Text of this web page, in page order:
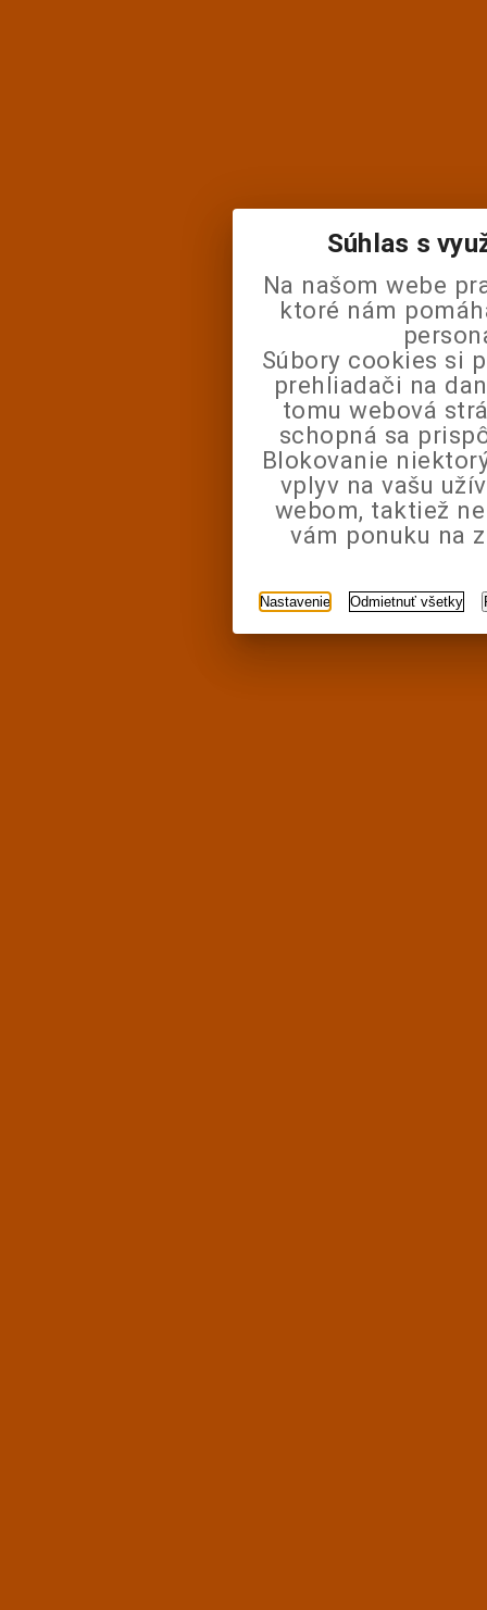
Súhlas s
Na našom webe
ktoré nám
Súbory cookies si
prehliadači na
tomu webová
schopná sa
Blokovanie
vplyv na vašu
webom, taktiež
vám ponuku na
Nastavenie Odmietnuť všetky